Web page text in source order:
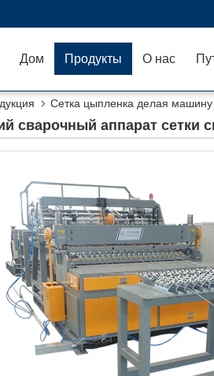
Дом Продукты О нас
Сетка цыпленка делая машину
сварочный аппарат сетки